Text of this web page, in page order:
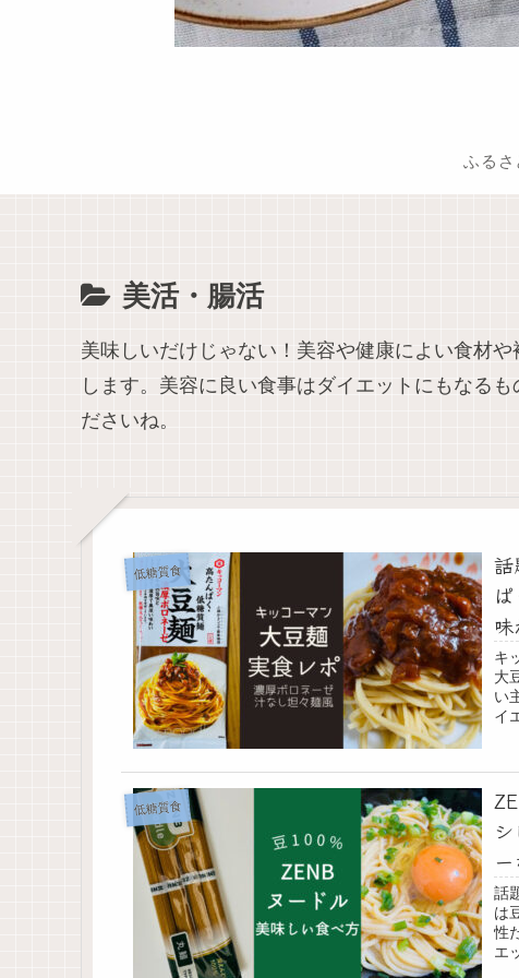
ふるさ
美活・腸活
美味しいだけじゃない！美容や健康によい食材
します。美容に良い食事はダイエットにもなる
ださいね。
低糖質食
話
味
キ
大
い
イ
ポ
低糖質食
話
は
性
エ